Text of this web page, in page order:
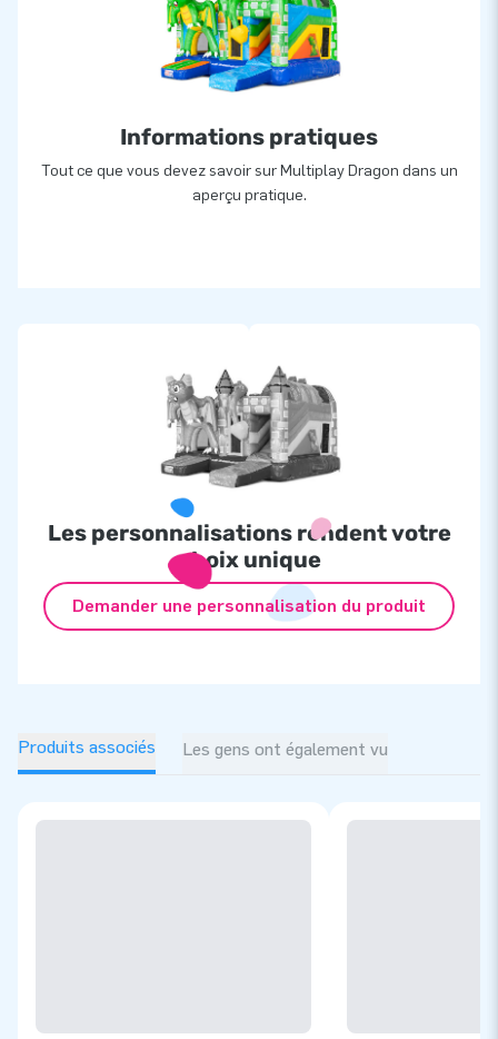
la piste de saut et endroits réputés fragiles. De plus, les
structures gonflables JB sont fabriquées à partir de PVC de
- Ignifugé résistant au feu, catégorisé M2
- Couleur inaltérable
Le fabricant JB a permis, depuis plus de 15 ans, aux enfants
et grands enfants du monde entier de sauter et s’amuser
avec ses attractions gonflables. De plus, les équipes de
conception, de développement et de logistique fournissent et
innovent en permanence des attractions gonflables uniques !
JB c'est aussi l'assurance d’un service et d’une livraison
Informations pratiques
Tout ce que vous devez savoir sur Multiplay Dragon dans un
aperçu pratique.
Les personnalisations rendent votre
choix unique
Demander une personnalisation du produit
Produits associés Les gens ont également vu